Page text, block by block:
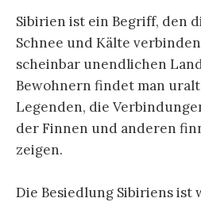
Sibirien ist ein Begriff, den
Schnee und Kälte
scheinbar unendlichen
Bewohnern findet man
Legenden, die
der Finnen und anderen
zeigen.
Die Besiedlung Sibiriens ist